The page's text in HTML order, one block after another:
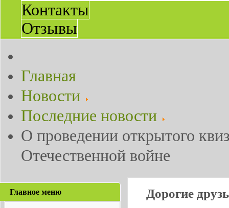
Контакты
Отзывы
Главная
Новости
Последние новости
О проведении открытого
Отечественной войне
Главное меню
Дорогие